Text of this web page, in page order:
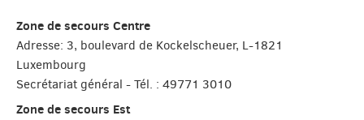
Zone de secours Centre
Adresse: 3, boulevard de Kockelscheuer, L-1821
Luxembourg
Secrétariat général - Tél. : 49771 3010
Zone de secours Est